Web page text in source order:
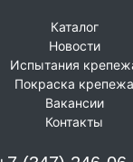
Каталог
Новости
Испытания
Покраска крепежа
Вакансии
Контакты